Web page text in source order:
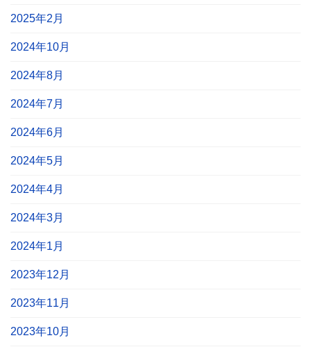
2025年2月
2024年10月
2024年8月
2024年7月
2024年6月
2024年5月
2024年4月
2024年3月
2024年1月
2023年12月
2023年11月
2023年10月